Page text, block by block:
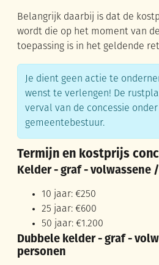
Belangrijk daarbij is dat de
wordt die op het moment van
toepassing is in het geldende
Je dient geen actie te
wenst te verlengen! De
verval van de concessie
gemeentebestuur.
Termijn en kostprijs
Kelder - graf - volwassene
10 jaar: €250
25 jaar: €600
50 jaar: €1.200
Dubbele kelder - graf -
personen